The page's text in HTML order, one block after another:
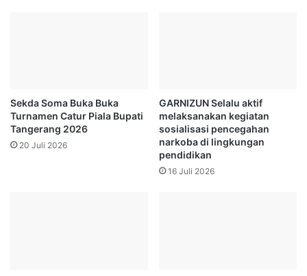
Sekda Soma Buka Buka
Turnamen Catur Piala Bupati
Tangerang 2026
20 Juli 2026
GARNIZUN Selalu aktif
melaksanakan kegiatan
sosialisasi pencegahan
narkoba di lingkungan
pendidikan
16 Juli 2026